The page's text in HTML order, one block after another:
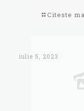
Citeste
iulie 5, 2023